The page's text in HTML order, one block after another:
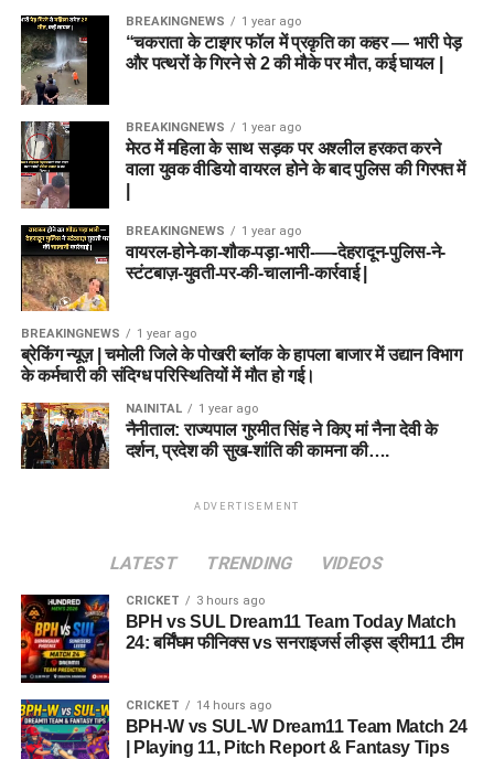
BREAKINGNEWS 1 year ago
“चकराता के टाइगर फॉल में प्रकृति का कहर — भारी पेड़
और पत्थरों के गिरने से 2 की मौके पर मौत, कई घायल |
BREAKINGNEWS 1 year ago
मेरठ में महिला के साथ सड़क पर अश्लील हरकत करने
वाला युवक वीडियो वायरल होने के बाद पुलिस की गिरफ्त में
BREAKINGNEWS 1 year ago
वायरल-होने-का-शौक-पड़ा-भारी-—-देहरादून-पुलिस-ने-
स्टंटबाज़-युवती-पर-की-चालानी-कार्रवाई |
BREAKINGNEWS 1 year ago
ब्रेकिंग न्यूज़ | चमोली जिले के पोखरी ब्लॉक के हापला बाजार में उद्यान विभाग
के कर्मचारी की संदिग्ध परिस्थितियों में मौत हो गई।
NAINITAL 1 year ago
नैनीताल: राज्यपाल गुरमीत सिंह ने किए मां नैना देवी के
दर्शन, प्रदेश की सुख-शांति की कामना की….
ADVERTISEMENT
LATEST TRENDING VIDEOS
CRICKET 3 hours ago
BPH vs SUL Dream11 Team Today Match
24: बर्मिंघम फीनिक्स vs सनराइजर्स लीड्स ड्रीम11 टीम
CRICKET 14 hours ago
BPH-W vs SUL-W Dream11 Team Match 24
| Playing 11, Pitch Report & Fantasy Tips